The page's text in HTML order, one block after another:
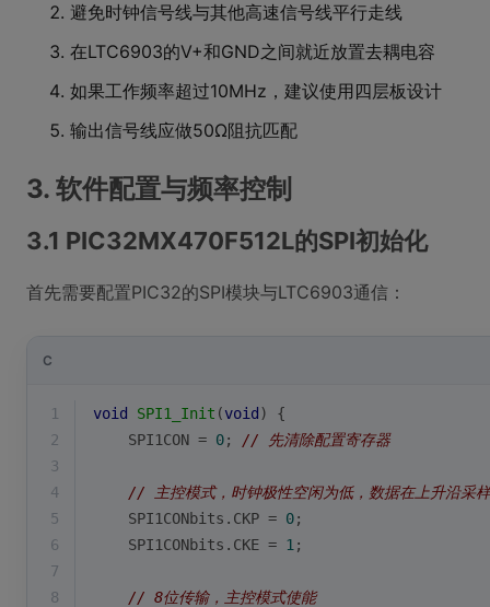
避免时钟信号线与其他高速信号线平行走线
在LTC6903的V+和GND之间就近放置去耦电容
如果工作频率超过10MHz，建议使用四层板设计
输出信号线应做50Ω阻抗匹配
3. 软件配置与频率控制
3.1 PIC32MX470F512L的SPI初始化
首先需要配置PIC32的SPI模块与LTC6903通信：
C
1 void SPI1_Init (void )
{
2
    SPI1CON =
0; // 先清除配置寄存器
3
4
// 主控模式，时钟极性空闲为低，数据在上升沿采样
5
    SPI1CONbits.CKP =
0;
6
    SPI1CONbits.CKE =
1 ;
7
8
// 8位传输，主控模式使能